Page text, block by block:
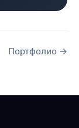
Портфолио →